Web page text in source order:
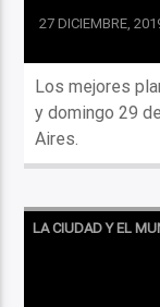
27 DICIEMBRE,
Los mejores
y domingo 29
Aires.
LA CIUDAD Y EL